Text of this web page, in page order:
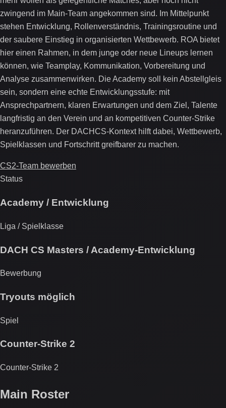
zwingend im Main-Team angekommen sind. Im Mittelpunkt
stehen Entwicklung, Rollenverständnis, Trainingsroutine und
der saubere Einstieg in organisierten Wettbewerb. ROA bietet
hier einen Rahmen, in dem junge oder neue Lineups lernen
können, wie Teamplay, Kommunikation, Vorbereitung und
Analyse zusammenwirken. Die Academy soll kein Abstellgleis
sein, sondern eine echte Entwicklungsstufe: mit
Ansprechpartnern, klaren Erwartungen und dem Ziel, Talente
langfristig an den Verein und an kompetitiven Counter-Strike
heranzuführen. Der DACHCS-Kontext hilft dabei, Wettbewerb,
Spielklassen und Fortschritt greifbarer zu machen.
CS2-Team bewerben
Status
Academy / Entwicklung
Liga / Spielklasse
DACH CS Masters / Academy-Entwicklung
Bewerbung
Tryouts möglich
Spiel
Counter-Strike 2
Counter-Strike 2
Main Roster